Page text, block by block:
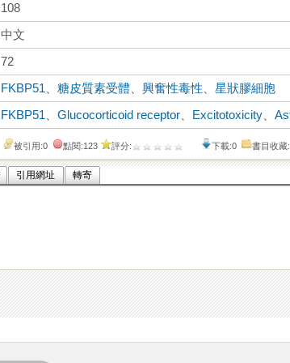
108
中文
72
FKBP51 、糖皮質素受體 、興奮性毒性 、星狀膠細胞
FKBP51 、Glucocorticoid receptor Excitotoxicity 、
被引用:0 點閱:123 評分: 下載:0 書目收藏
引用網址 轉寄